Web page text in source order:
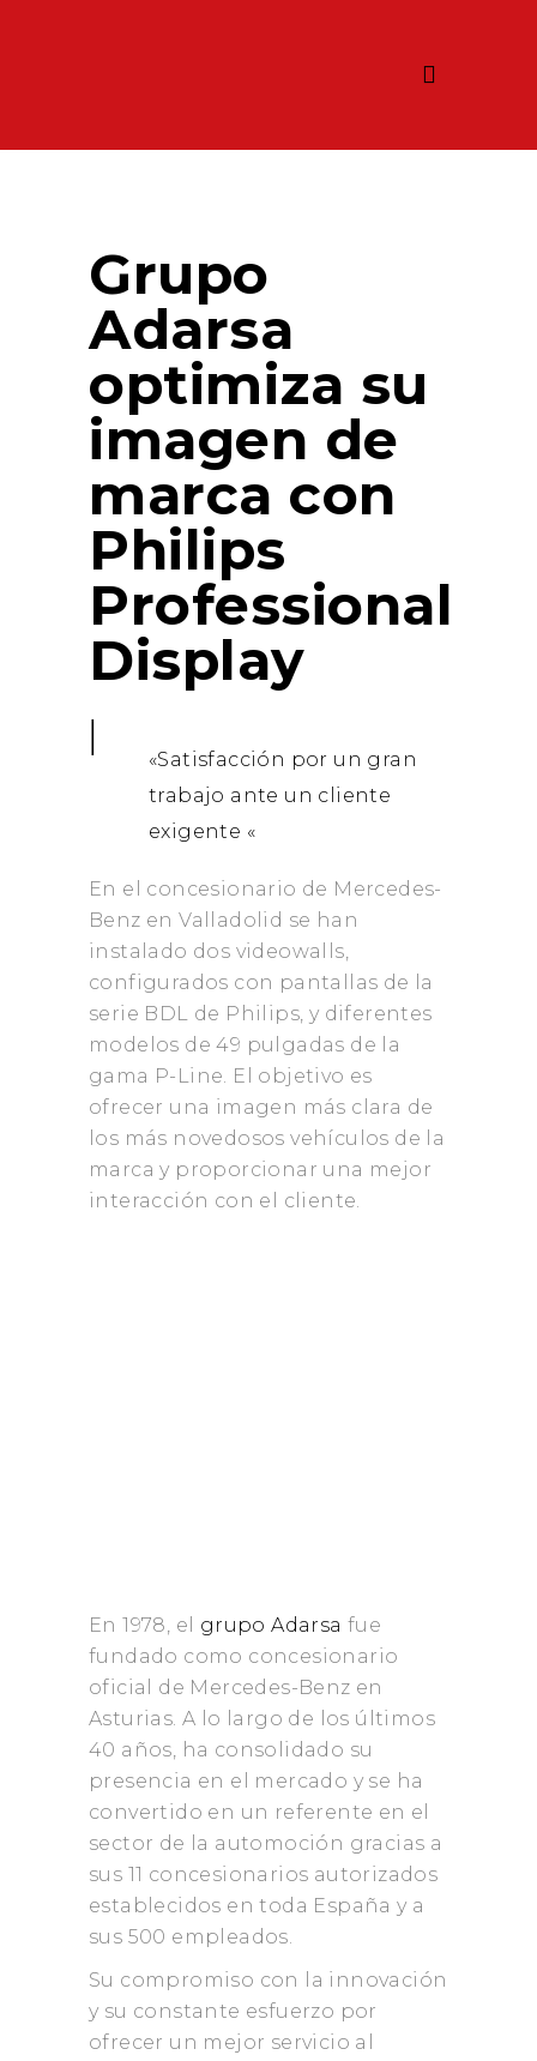
Grupo
Adarsa
optimiza su
imagen de
marca con
Philips
Professional
Display
«Satisfacción por un gran
trabajo ante un cliente
exigente «
En el concesionario de Mercedes-
Benz en Valladolid se han
instalado dos videowalls,
configurados con pantallas de la
serie BDL de Philips, y diferentes
modelos de 49 pulgadas de la
gama P-Line. El objetivo es
ofrecer una imagen más clara de
los más novedosos vehículos de la
marca y proporcionar una mejor
interacción con el cliente.
En 1978, el grupo Adarsa fue
fundado como concesionario
oficial de Mercedes-Benz en
Asturias. A lo largo de los últimos
40 años, ha consolidado su
presencia en el mercado y se ha
convertido en un referente en el
sector de la automoción gracias a
sus 11 concesionarios autorizados
establecidos en toda España y a
sus 500 empleados.
Su compromiso con la innovación
y su constante esfuerzo por
ofrecer un mejor servicio al